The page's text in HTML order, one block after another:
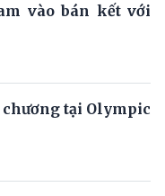
vào bán kết với
chương tại Olympic